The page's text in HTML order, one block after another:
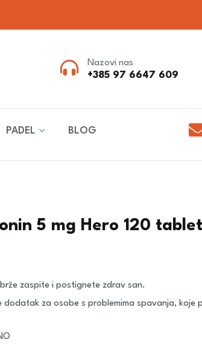
Nazovi nas
+385 97 6647 609
PADEL BLOG
5 mg Hero 120
brže zaspite i postignete zdrav san.
dodatak za osobe s problemima spavanja, koje